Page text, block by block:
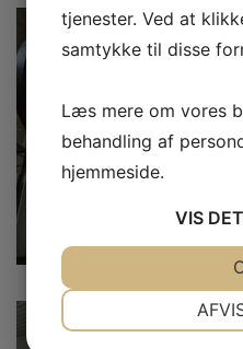
tjenester. Ved at
samtykke til disse
Læs mere om vores
behandling af
hjemmeside.
VIS